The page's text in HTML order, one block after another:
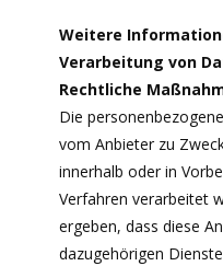
Weitere
Verarbeitung von
Rechtliche
Die
vom Anbieter zu
innerhalb oder in
Verfahren verarbeitet
ergeben, dass diese
dazugehörigen